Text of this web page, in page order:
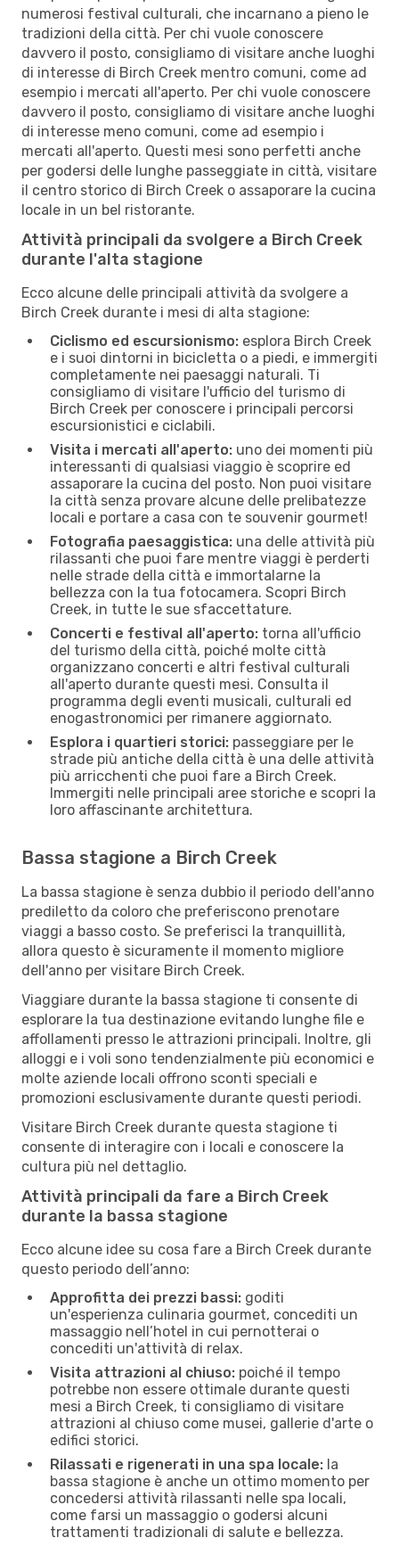
numerosi festival culturali, che incarnano a pieno le
tradizioni della città. Per chi vuole conoscere
davvero il posto, consigliamo di visitare anche luoghi
di interesse di Birch Creek mentro comuni, come ad
esempio i mercati all'aperto. Per chi vuole conoscere
davvero il posto, consigliamo di visitare anche luoghi
di interesse meno comuni, come ad esempio i
mercati all'aperto. Questi mesi sono perfetti anche
per godersi delle lunghe passeggiate in città, visitare
il centro storico di Birch Creek o assaporare la cucina
locale in un bel ristorante.
Attività principali da svolgere a Birch Creek
durante l'alta stagione
Ecco alcune delle principali attività da svolgere a
Birch Creek durante i mesi di alta stagione:
Ciclismo ed escursionismo: esplora Birch Creek
e i suoi dintorni in bicicletta o a piedi, e immergiti
completamente nei paesaggi naturali. Ti
consigliamo di visitare l'ufficio del turismo di
Birch Creek per conoscere i principali percorsi
escursionistici e ciclabili.
Visita i mercati all'aperto: uno dei momenti più
interessanti di qualsiasi viaggio è scoprire ed
assaporare la cucina del posto. Non puoi visitare
la città senza provare alcune delle prelibatezze
locali e portare a casa con te souvenir gourmet!
Fotografia paesaggistica: una delle attività più
rilassanti che puoi fare mentre viaggi è perderti
nelle strade della città e immortalarne la
bellezza con la tua fotocamera. Scopri Birch
Creek, in tutte le sue sfaccettature.
Concerti e festival all'aperto: torna all'ufficio
del turismo della città, poiché molte città
organizzano concerti e altri festival culturali
all'aperto durante questi mesi. Consulta il
programma degli eventi musicali, culturali ed
enogastronomici per rimanere aggiornato.
Esplora i quartieri storici: passeggiare per le
strade più antiche della città è una delle attività
più arricchenti che puoi fare a Birch Creek.
Immergiti nelle principali aree storiche e scopri la
loro affascinante architettura.
Bassa stagione a Birch Creek
La bassa stagione è senza dubbio il periodo dell'anno
prediletto da coloro che preferiscono prenotare
viaggi a basso costo. Se preferisci la tranquillità,
allora questo è sicuramente il momento migliore
dell'anno per visitare Birch Creek.
Viaggiare durante la bassa stagione ti consente di
esplorare la tua destinazione evitando lunghe file e
affollamenti presso le attrazioni principali. Inoltre, gli
alloggi e i voli sono tendenzialmente più economici e
molte aziende locali offrono sconti speciali e
promozioni esclusivamente durante questi periodi.
Visitare Birch Creek durante questa stagione ti
consente di interagire con i locali e conoscere la
cultura più nel dettaglio.
Attività principali da fare a Birch Creek
durante la bassa stagione
Ecco alcune idee su cosa fare a Birch Creek durante
questo periodo dell’anno:
Approfitta dei prezzi bassi: goditi
un'esperienza culinaria gourmet, concediti un
massaggio nell’hotel in cui pernotterai o
concediti un'attività di relax.
Visita attrazioni al chiuso: poiché il tempo
potrebbe non essere ottimale durante questi
mesi a Birch Creek, ti consigliamo di visitare
attrazioni al chiuso come musei, gallerie d'arte o
edifici storici.
Rilassati e rigenerati in una spa locale: la
bassa stagione è anche un ottimo momento per
concedersi attività rilassanti nelle spa locali,
come farsi un massaggio o godersi alcuni
trattamenti tradizionali di salute e bellezza.